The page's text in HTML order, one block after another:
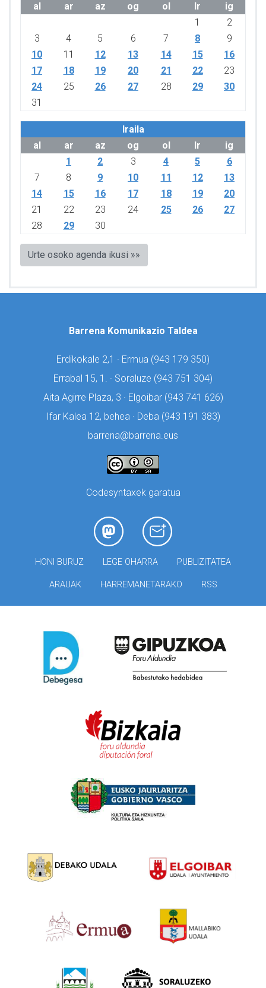
al
ar az og ol lr
ig
1
2
3
4 5 6 7 8
9
10
11 12 13 14 15
16
17
18 19 20 21 22
23
24
25 26 27 28 29
30
31
Iraila
al
ar az og ol lr
ig
1
2 3 4 5
6
7
8 9 10 11 12
13
14
15 16 17 18 19
20
21
22 23 24 25 26
27
28
29 30
Urte osoko agenda ikusi »»
Barrena Komunikazio Taldea
Erdikokale 2,1 · Ermua (943 179 350)
Errabal 15, 1. · Soraluze (943 751 304)
Aita Agirre Plaza, 3 · Elgoibar (943 741 626)
Ifar Kalea 12, behea · Deba (943 191 383)
barrena@barrena.eus
Codesyntaxek garatua
HONI BURUZ LEGE OHARRA PUBLIZITATEA
ARAUAK HARREMANETARAKO RSS